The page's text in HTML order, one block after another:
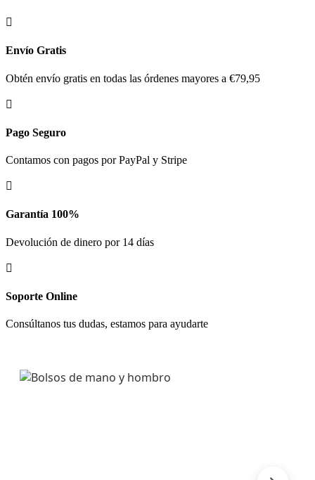

Envío Gratis
Obtén envío gratis en todas las órdenes mayores a €79,95

Pago Seguro
Contamos con pagos por PayPal y Stripe

Garantía 100%
Devolución de dinero por 14 días

Soporte Online
Consúltanos tus dudas, estamos para ayudarte